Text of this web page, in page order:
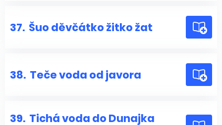
37. Šuo děvčátko žitko žat
38. Teče voda od javora
39. Tichá voda do Dunajka